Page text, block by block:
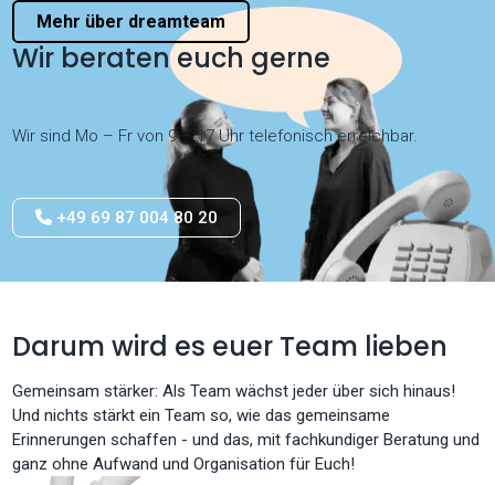
Mehr über dreamteam
Wir beraten euch gerne
Wir sind Mo – Fr von 9 – 17 Uhr telefonisch erreichbar.
+49 69 87 004 80 20
Darum wird es euer Team lieben
Gemeinsam stärker: Als Team wächst jeder über sich hinaus!
Und nichts stärkt ein Team so, wie das gemeinsame
Erinnerungen schaffen - und das, mit fachkundiger Beratung und
ganz ohne Aufwand und Organisation für Euch!